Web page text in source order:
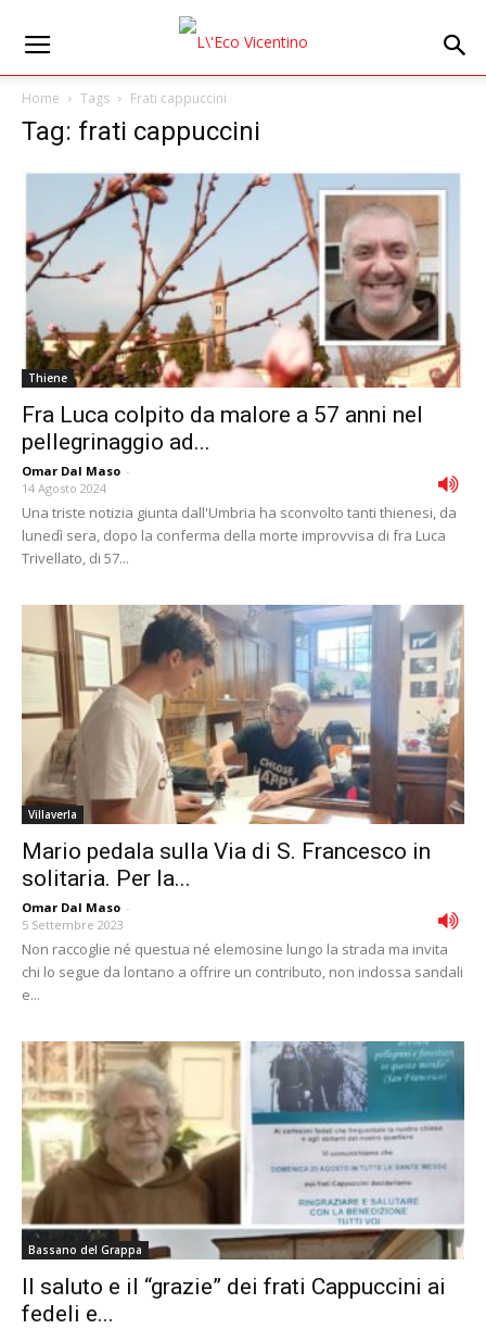
Home Tags Frati cappuccini
Tag: frati cappuccini
Thiene
Fra Luca colpito da malore a 57 anni nel
pellegrinaggio ad...
Omar Dal Maso -
14 Agosto 2024
Una triste notizia giunta dall'Umbria ha sconvolto tanti thienesi, da
lunedì sera, dopo la conferma della morte improvvisa di fra Luca
Trivellato, di 57...
Villaverla
Mario pedala sulla Via di S. Francesco in
solitaria. Per la...
Omar Dal Maso -
5 Settembre 2023
Non raccoglie né questua né elemosine lungo la strada ma invita
chi lo segue da lontano a offrire un contributo, non indossa sandali
e...
Bassano del Grappa
Il saluto e il “grazie” dei frati Cappuccini ai
fedeli e...